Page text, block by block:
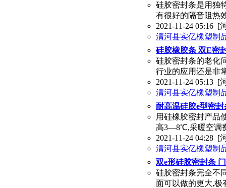
硅胶密封条是用独
有很好的隔音阻热
2021-11-24 05:16 [
清河县实亿橡塑制
硅胶橡胶条 双E密
硅胶密封条的老化
行业的应用还是非
2021-11-24 05:13 [
清河县实亿橡塑制
耐高温硅胶e型密
用硅橡胶密封产品
高3—8℃,采暖空调
2021-11-24 04:28 [
清河县实亿橡塑制
双e形硅胶密封条
硅胶密封条完全不
面可以做的更大,极